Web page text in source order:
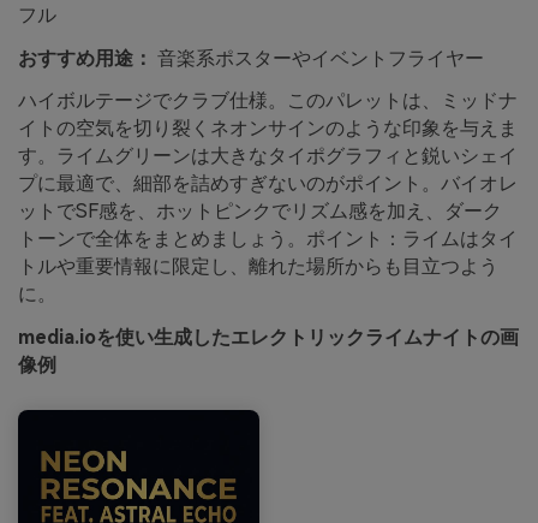
フル
おすすめ用途： 音楽系ポスターやイベントフライヤー
ハイボルテージでクラブ仕様。このパレットは、ミッドナ
イトの空気を切り裂くネオンサインのような印象を与えま
す。ライムグリーンは大きなタイポグラフィと鋭いシェイ
プに最適で、細部を詰めすぎないのがポイント。バイオレ
ットでSF感を、ホットピンクでリズム感を加え、ダーク
トーンで全体をまとめましょう。ポイント：ライムはタイ
トルや重要情報に限定し、離れた場所からも目立つよう
に。
media.ioを使い生成したエレクトリックライムナイトの画
像例